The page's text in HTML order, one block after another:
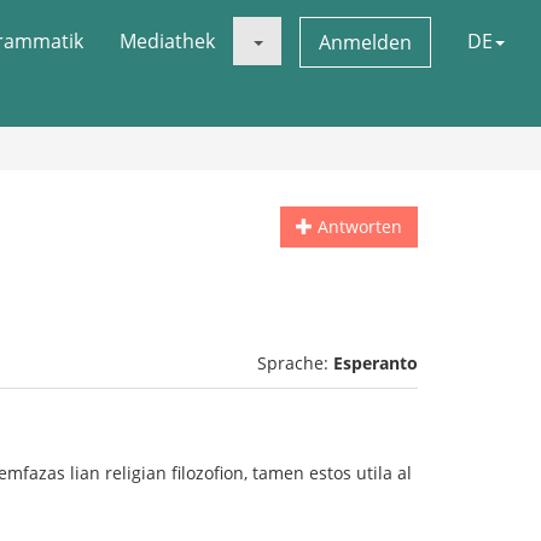
Mediathek Anmelden DE
Antworten
Sprache: Esperanto
lian religian filozofion, tamen estos utila al